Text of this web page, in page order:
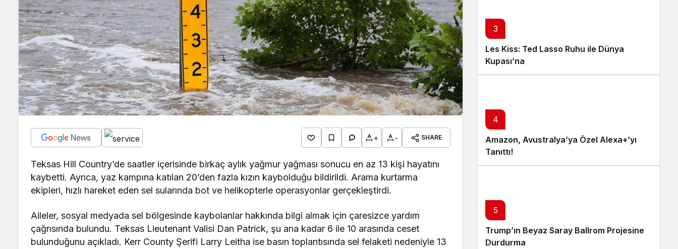
+ - SHARE
Teksas Hill Country’de saatler içerisinde birkaç aylık yağmur yağması sonucu en az 13 kişi hayatını
kaybetti. Ayrıca, yaz kampına katılan 20’den fazla kızın kaybolduğu bildirildi. Arama kurtarma
ekipleri, hızlı hareket eden sel sularında bot ve helikopterle operasyonlar gerçekleştirdi.
Aileler, sosyal medyada sel bölgesinde kaybolanlar hakkında bilgi almak için çaresizce yardım
çağrısında bulundu. Teksas Lieutenant Valisi Dan Patrick, şu ana kadar 6 ile 10 arasında ceset
bulunduğunu açıkladı. Kerr County Şerifi Larry Leitha ise basın toplantısında sel felaketi nedeniyle 13
3
Les Kiss: Ted Lasso Ruhu ile Dünya
Kupası’na
4
Amazon, Avustralya’ya Özel Alexa+’yı
Tanıttı!
5
Trump’ın Beyaz Saray Ballrom Projesine
Durdurma